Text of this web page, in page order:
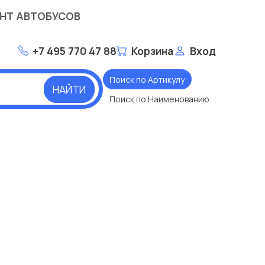
АВТОБУСОВ
+7 495 770 47 88 Корзина Вход
НАЙТИ
Поиск по Артикулу
Поиск по Наименованию